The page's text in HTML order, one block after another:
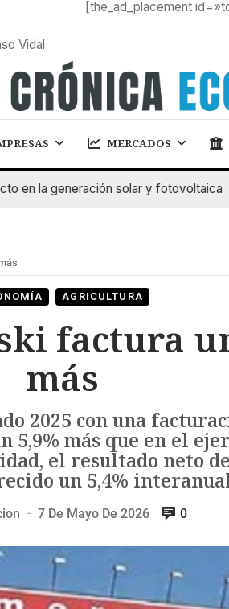
[the_ad_placement
Vidal
MERCADOS
la generación solar y fotovoltaica
AGRICULTURA
factura
más
2025 con una
5,9% más que en el
el resultado neto
un 5,4%
— 7 De Mayo De 2026 0